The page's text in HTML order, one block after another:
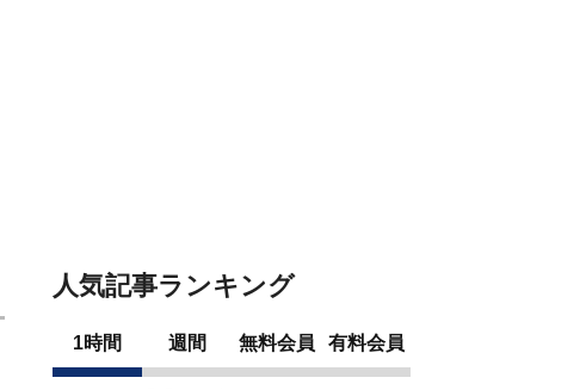
人気記事ランキング
1時間 週間 無料会員 有料会員